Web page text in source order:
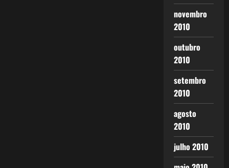
novembro
2010
outubro
2010
setembro
2010
agosto
2010
julho 2010